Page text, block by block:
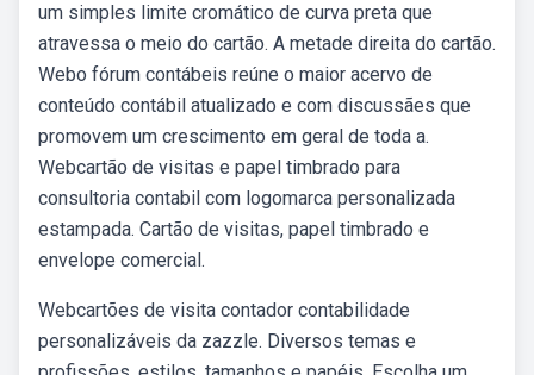
um simples limite cromático de curva preta que
atravessa o meio do cartão. A metade direita do cartão.
Webo fórum contábeis reúne o maior acervo de
conteúdo contábil atualizado e com discussães que
promovem um crescimento em geral de toda a.
Webcartão de visitas e papel timbrado para
consultoria contabil com logomarca personalizada
estampada. Cartão de visitas, papel timbrado e
envelope comercial.
Webcartões de visita contador contabilidade
personalizáveis da zazzle. Diversos temas e